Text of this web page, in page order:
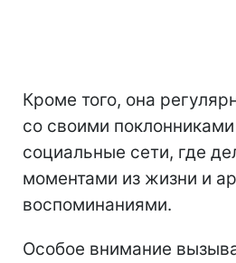
Кроме того, она
со своими
социальные сети, где
моментами из жизни и
воспоминаниями.
Особое внимание